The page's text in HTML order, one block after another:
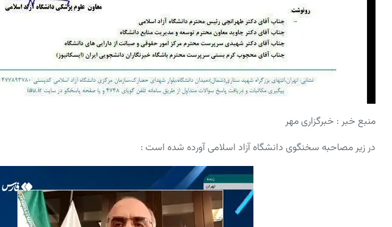
منبع خبر : خبرگزاری مهر
در زیر مصاحبه سخنگوی دانشگاه آزاد اسلامی آورده شده است :